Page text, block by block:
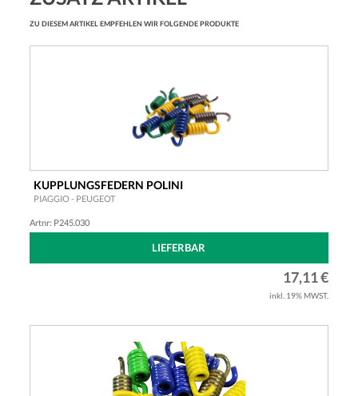
ZU DIESEM ARTIKEL EMPFEHLEN WIR FOLGENDE PRODUKTE
KUPPLUNGSFEDERN POLINI
PIAGGIO - PEUGEOT
Artnr: P245.030
LIEFERBAR
17,11 €
inkl. 19% MWST.